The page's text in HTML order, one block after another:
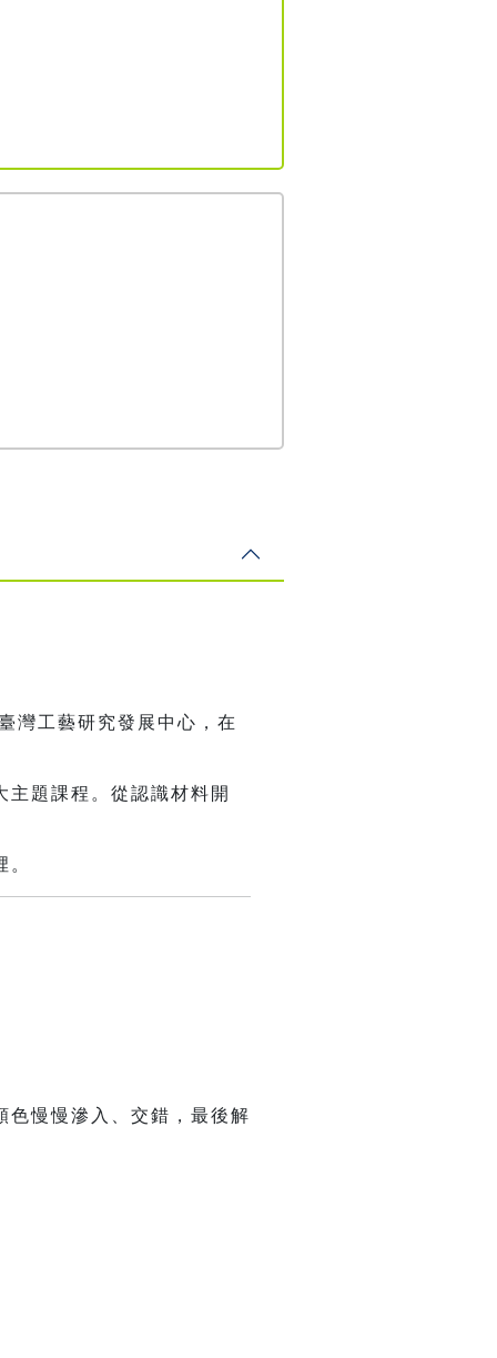
灣工藝研究發展中心，在
題課程。從認識材料開
色慢慢滲入、交錯，最後解